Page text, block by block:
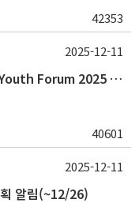
42353
(~12/30) 아시아대학연맹 AUA-SNU Youth Forum 2025 참가자 선발 안내
40601
2025-12-11
알림(~12/26)
2025-12-11